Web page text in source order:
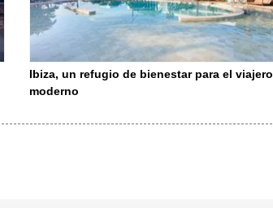
Ibiza, un refugio de bienestar para el viajero
moderno